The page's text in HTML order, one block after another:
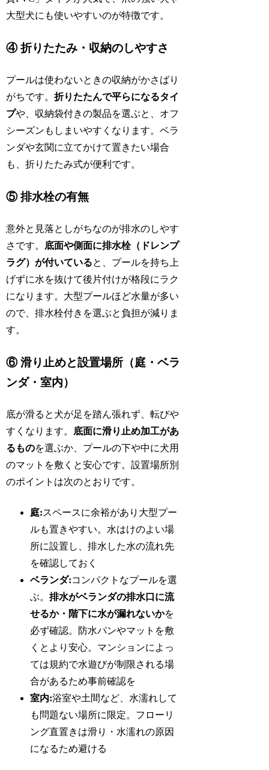
大型犬にも使いやすいのが特徴です。
④ 折りたたみ・収納のしやすさ
プールは使わないときの収納がかさばり
がちです。折りたたんで平らになるタイ
プや、収納袋付きの製品を選ぶと、オフ
シーズンもしまいやすくなります。ベラ
ンダや玄関に立てかけて置きたい場合
も、折りたたみ式が便利です。
⑤ 排水栓の有無
意外と見落としがちなのが排水のしやす
さです。 底面や側面に排水栓（ドレンプ
ラグ）が付いていると、プールを持ち上
げずに水を抜けて後片付けが格段にラク
になります。大型プールほど水量が多い
ので、排水栓付きを選ぶと負担が減りま
す。
⑥ 滑り止めと設置場所（庭・ベラ
ンダ・室内）
底が滑ると犬が足を踏ん張れず、転びや
すくなります。 底面に滑り止め加工があ
るものを選ぶか、プールの下や中に犬用
のマットを敷くと安心です。設置場所別
のポイントは次のとおりです。
庭:スペースに余裕があり大型プー
ルも置きやすい。水はけのよい場
所に設置し、排水した水の流れ先
を確認しておく
ベランダ:コンパクトなプールを選
ぶ。排水がベランダの排水口に流
せるか・階下に水が漏れないかを
必ず確認。防水パンやマットを敷
くとより安心。マンションによっ
ては規約で水遊びが制限される場
合があるため事前確認を
室内:浴室や土間など、水濡れして
も問題ない場所に限定。フローリ
ング直置きは滑り・水濡れの原因
になるため避ける